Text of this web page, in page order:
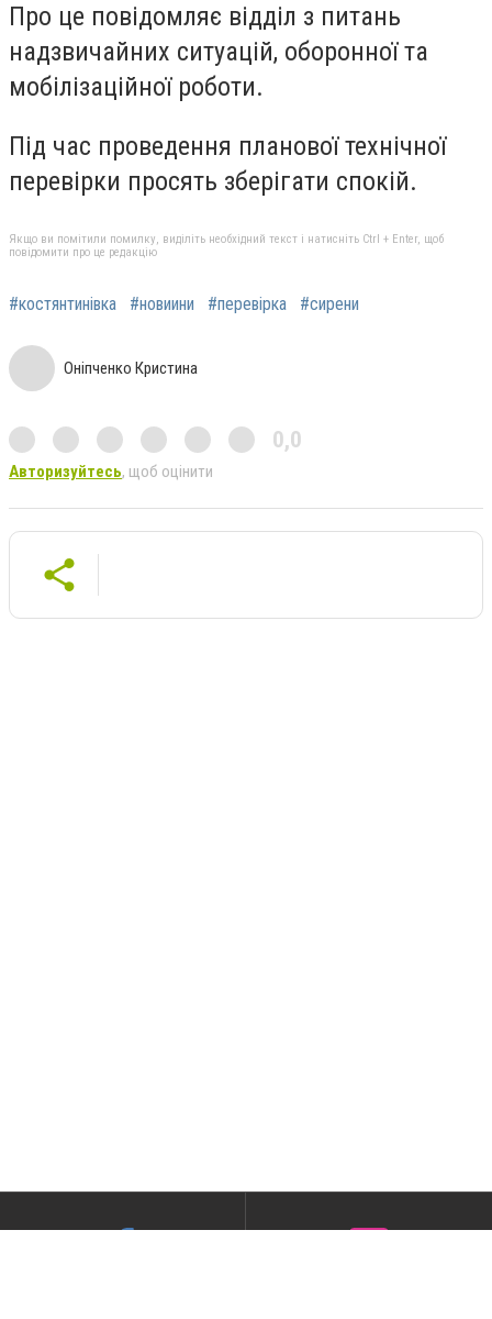
Про це повідомляє відділ з питань
надзвичайних ситуацій, оборонної та
мобілізаційної роботи.
Під час проведення планової технічної
перевірки просять зберігати спокій.
Якщо ви помітили помилку, виділіть необхідний текст і натисніть Ctrl + Enter, щоб
повідомити про це редакцію
#костянтинівка #новиини #перевірка #сирени
Оніпченко Кристина
0,0
Авторизуйтесь, щоб оцінити